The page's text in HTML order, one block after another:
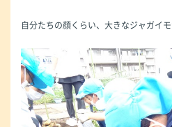
自分たちの顔くらい、大きなジャガイ